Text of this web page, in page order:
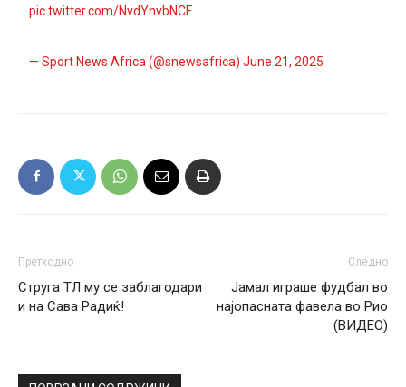
pic.twitter.com/NvdYnvbNCF
— Sport News Africa (@snewsafrica)June 21, 2025
Претходно
Струга ТЛ му се заблагодари
и на Сава Радиќ!
Следно
Јамал играше фудбал во
најопасната фавела во Рио
(ВИДЕО)